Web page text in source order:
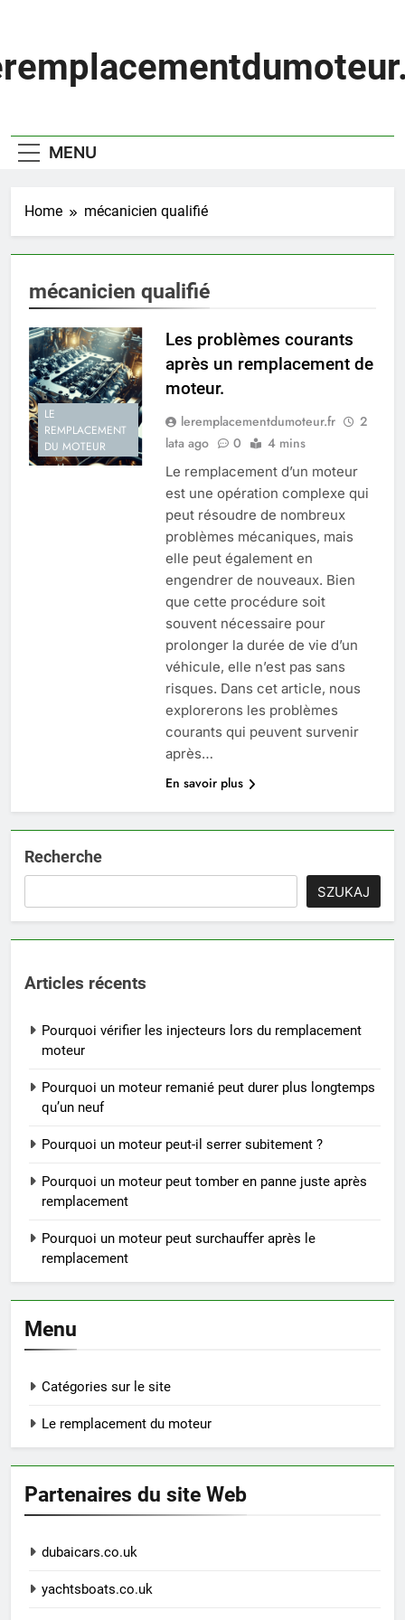
MENU
Home mécanicien qualifié
mécanicien qualifié
LE
REMPLACEMENT
DU MOTEUR
Les problèmes courants
après un remplacement de
moteur.
leremplacementdumoteur.fr
2
lata ago
0 4 mins
Le remplacement d’un moteur
est une opération complexe qui
peut résoudre de nombreux
problèmes mécaniques, mais
elle peut également en
engendrer de nouveaux. Bien
que cette procédure soit
souvent nécessaire pour
prolonger la durée de vie d’un
véhicule, elle n’est pas sans
risques. Dans cet article, nous
explorerons les problèmes
courants qui peuvent survenir
après…
En savoir plus
Recherche
SZUKAJ
Articles récents
Pourquoi vérifier les injecteurs lors du remplacement
moteur
Pourquoi un moteur remanié peut durer plus longtemps
qu’un neuf
Pourquoi un moteur peut-il serrer subitement ?
Pourquoi un moteur peut tomber en panne juste après
remplacement
Pourquoi un moteur peut surchauffer après le
remplacement
Menu
Catégories sur le site
Le remplacement du moteur
Partenaires du site Web
dubaicars.co.uk
yachtsboats.co.uk